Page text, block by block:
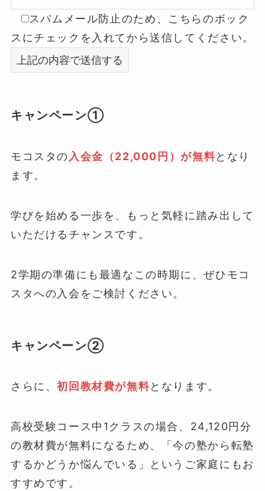
スパムメール防止のため、こちらのボック
スにチェックを入れてから送信してください。
キャンペーン①
モコスタの 入会金（22,000円）が無料となり
ます。
学びを始める一歩を、もっと気軽に踏み出して
いただけるチャンスです。
2学期の準備にも最適なこの時期に、ぜひモコ
スタへの入会をご検討ください。
キャンペーン②
さらに、初回教材費が無料となります。
高校受験コース中1クラスの場合、24,120円分
の教材費が無料になるため、「今の塾から転塾
するかどうか悩んでいる」というご家庭にもお
すすめです。